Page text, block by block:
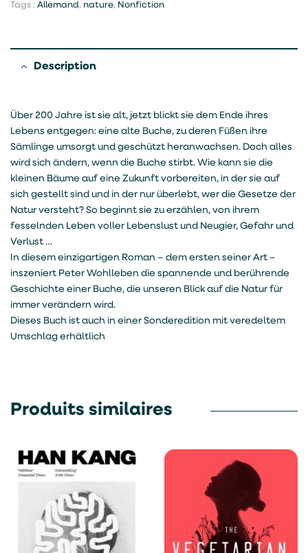
Tags : Allemand, nature, Nonfiction
Description
Über 200 Jahre ist sie alt, jetzt blickt sie dem Ende ihres
Lebens entgegen: eine alte Buche, zu deren Füßen ihre
Sämlinge umsorgt und geschützt heranwachsen. Doch alles
wird sich ändern, wenn die Buche stirbt. Wie kann sie die
kleinen Bäume auf eine Zukunft vorbereiten, in der sie auf
sich gestellt sind und in der nur überlebt, wer die Gesetze der
Natur versteht? So beginnt sie zu erzählen, von ihrem
fesselnden Leben voller Lebenslust und Neugier, Gefahr und
Verlust …
In diesem einzigartigen Roman – dem ersten seiner Art –
inszeniert Peter Wohlleben die spannende und berührende
Geschichte einer Buche, die unseren Blick auf die Natur für
immer verändern wird.
Dieses Buch ist auch in einer Sonderedition mit veredeltem
Umschlag erhältlich
Produits similaires